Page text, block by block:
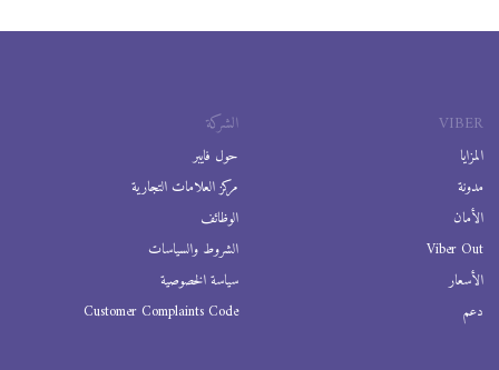
VIBER
المزايا
مدونة
الأمان
Viber Out
الأسعار
دعم
الشركة
حول فايبر
مركز العلامات التجارية
الوظائف
الشروط والسياسات
سياسة الخصوصية
Customer Complaints Code